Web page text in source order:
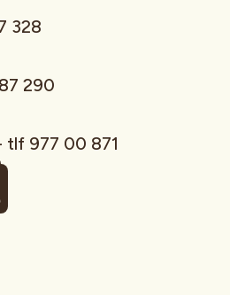
328
87 290
tlf 977 00 871